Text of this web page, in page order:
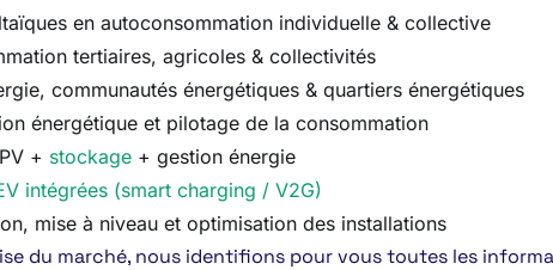
en autoconsommation individuelle & collective
tertiaires, agricoles & collectivités
communautés énergétiques & quartiers énergétiques
énergétique et pilotage de la consommation
+ stockage + gestion énergie
intégrées (smart charging / V2G)
mise à niveau et optimisation des installations
du marché, nous identifions pour vous toutes les